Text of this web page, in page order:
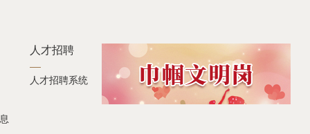
人才招聘
人才招聘系统